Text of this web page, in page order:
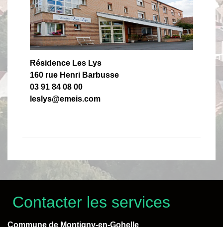
Résidence Les Lys
160 rue Henri Barbusse
03 91 84 08 00
leslys@emeis.com
Contacter les services
Commune de Montigny-en-Gohelle